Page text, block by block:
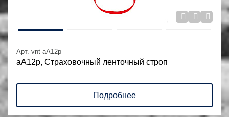
Арт. vnt aA12p
аА12р, Страховочный ленточный строп
Подробнее